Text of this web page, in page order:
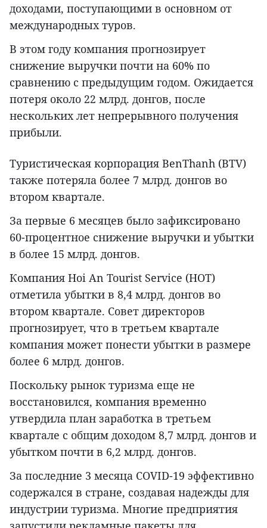
доходами, поступающими в основном от
международных туров.
В этом году компания прогнозирует
снижение выручки почти на 60% по
сравнению с предыдущим годом. Ожидается
потеря около 22 млрд. донгов, после
нескольких лет непрерывного получения
прибыли.
Туристическая корпорация BenThanh (BTV)
также потеряла более 7 млрд. донгов во
втором квартале.
За первые 6 месяцев было зафиксировано
60-процентное снижение выручки и убытки
в более 15 млрд. донгов.
Компания Hoi An Tourist Service (HOT)
отметила убытки в 8,4 млрд. донгов во
втором квартале. Совет директоров
прогнозирует, что в третьем квартале
компания может понести убытки в размере
более 6 млрд. донгов.
Поскольку рынок туризма еще не
восстановился, компания временно
утвердила план заработка в третьем
квартале с общим доходом 8,7 млрд. донгов и
убытком почти в 6,2 млрд. донгов.
За последние 3 месяца COVID-19 эффективно
содержался в стране, создавая надежды для
индустрии туризма. Многие предприятия